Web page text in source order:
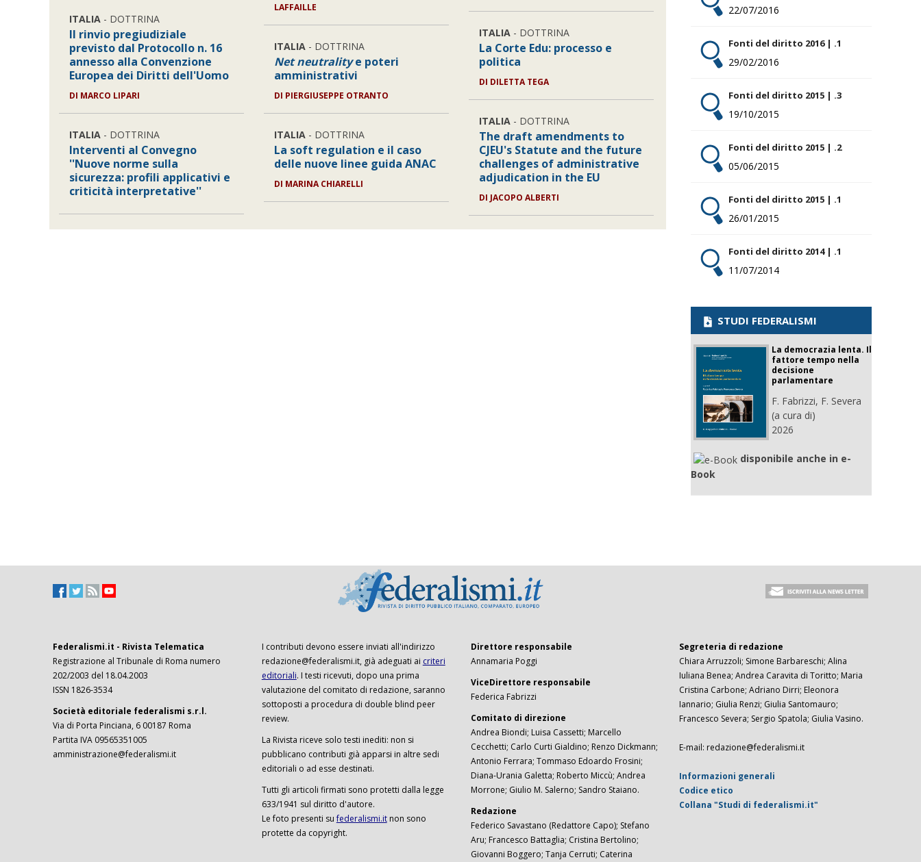
ITALIA - DOTTRINA
Il rinvio pregiudiziale
previsto dal Protocollo n. 16
annesso alla Convenzione
Europea dei Diritti dell'Uomo
DI MARCO LIPARI
ITALIA - DOTTRINA
Interventi al Convegno
''Nuove norme sulla
sicurezza: profili applicativi e
criticità interpretative''
LAFFAILLE
ITALIA - DOTTRINA
Net neutralitye poteri
amministrativi
DI PIERGIUSEPPE OTRANTO
ITALIA - DOTTRINA
La soft regulation e il caso
delle nuove linee guida ANAC
DI MARINA CHIARELLI
ITALIA- DOTTRINA
La Corte Edu: processo e
politica
DI DILETTA TEGA
ITALIA- DOTTRINA
The draft amendments to
CJEU's Statute and the future
challenges of administrative
adjudication in the EU
DI JACOPO ALBERTI
22/07/2016
Fonti del diritto 2016 | .1
29/02/2016
Fonti del diritto 2015 | .3
19/10/2015
Fonti del diritto 2015 | .2
05/06/2015
Fonti del diritto 2015 | .1
26/01/2015
Fonti del diritto 2014 | .1
11/07/2014
STUDI FEDERALISMI
La democrazia lenta. Il
fattore tempo nella
decisione
parlamentare
F. Fabrizzi, F. Severa
(a cura di)
2026
disponibile anche in e-
Book
Federalismi.it - Rivista Telematica
Registrazione al Tribunale di Roma numero
202/2003 del 18.04.2003
ISSN 1826-3534
Società editoriale federalismi s.r.l.
Via di Porta Pinciana, 6 00187 Roma
Partita IVA 09565351005
amministrazione@federalismi.it
I contributi devono essere inviati all'indirizzo
redazione@federalismi.it, già adeguati ai criteri
editoriali. I testi ricevuti, dopo una prima
valutazione del comitato di redazione, saranno
sottoposti a procedura di double blind peer
review.
La Rivista riceve solo testi inediti: non si
pubblicano contributi già apparsi in altre sedi
editoriali o ad esse destinati.
Tutti gli articoli firmati sono protetti dalla legge
633/1941 sul diritto d'autore.
Le foto presenti sufederalismi.itnon sono
protette da copyright.
Direttore responsabile
Annamaria Poggi
ViceDirettore responsabile
Federica Fabrizzi
Comitato di direzione
Andrea Biondi; Luisa Cassetti; Marcello
Cecchetti; Carlo Curti Gialdino; Renzo Dickmann;
Antonio Ferrara; Tommaso Edoardo Frosini;
Diana-Urania Galetta; Roberto Miccù; Andrea
Morrone; Giulio M. Salerno; Sandro Staiano.
Redazione
Federico Savastano (Redattore Capo); Stefano
Aru; Francesco Battaglia; Cristina Bertolino;
Giovanni Boggero; Tanja Cerruti; Caterina
Segreteria di redazione
Chiara Arruzzoli; Simone Barbareschi; Alina
Iuliana Benea; Andrea Caravita di Toritto; Maria
Cristina Carbone; Adriano Dirri; Eleonora
Iannario; Giulia Renzi; Giulia Santomauro;
Francesco Severa; Sergio Spatola; Giulia Vasino.
E-mail: redazione@federalismi.it
Informazioni generali
Codice etico
Collana "Studi di federalismi.it"